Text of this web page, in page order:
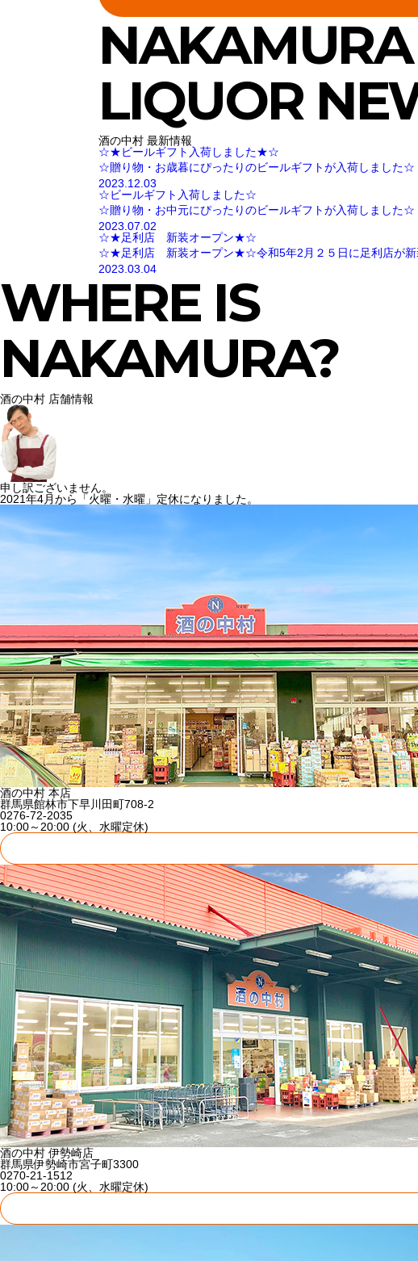
NAKAMURA
LIQUOR
酒の中村 最新情報
☆★ビールギフト入荷しました★☆
☆贈り物・お歳暮にぴったりのビールギフトが入荷しまし
2023.12.03
☆ビールギフト入荷しました☆
☆贈り物・お中元にぴったりのビールギフトが入荷しまし
2023.07.02
☆★足利店 新装オープン★☆
☆★足利店 新装オープン★☆令和5年2月２５日に足利店が新
2023.03.04
WHERE IS
NAKAMURA?
酒の中村 店舗情報
申し訳ございません。
2021年4月から「火曜・水曜」定休になりました。
酒の中村 本店
群馬県館林市下早川田町708-2
0276-72-2035
10:00～20:00 (火、水曜定休)
酒の中村 伊勢崎店
群馬県伊勢崎市宮子町3300
0270-21-1512
10:00～20:00 (火、水曜定休)